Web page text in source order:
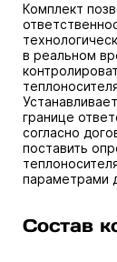
Комплект
в реальном
границе
согласно
поставить
параметрами
Состав